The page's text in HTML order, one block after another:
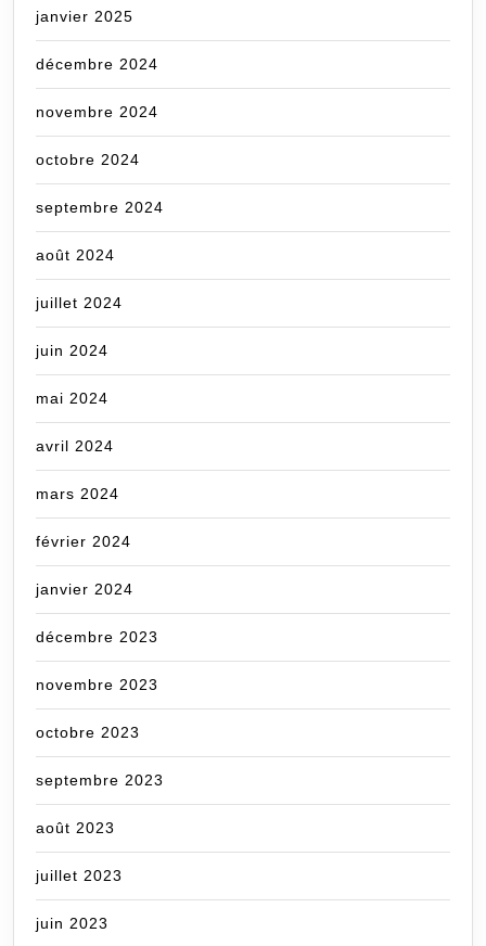
janvier 2025
décembre 2024
novembre 2024
octobre 2024
septembre 2024
août 2024
juillet 2024
juin 2024
mai 2024
avril 2024
mars 2024
février 2024
janvier 2024
décembre 2023
novembre 2023
octobre 2023
septembre 2023
août 2023
juillet 2023
juin 2023